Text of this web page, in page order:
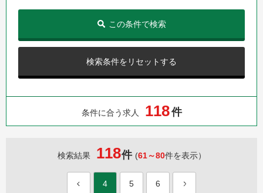
検索条件をリセットする
この条件で検索
条件に合う求人 118件
検索結果 118件 (61～80件を表示）
4 5 6